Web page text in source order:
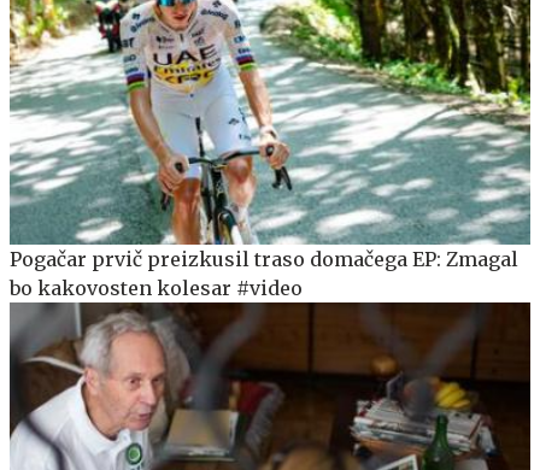
Pogačar prvič preizkusil traso domačega EP: Zmagal
bo kakovosten kolesar #video